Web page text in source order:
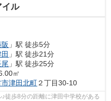
ル
」駅 徒歩5分
」駅 徒歩21分
尾 」駅 徒歩25分
㎡
市津田北町２丁目30-10
徒歩8分の距離に津田中学校がある